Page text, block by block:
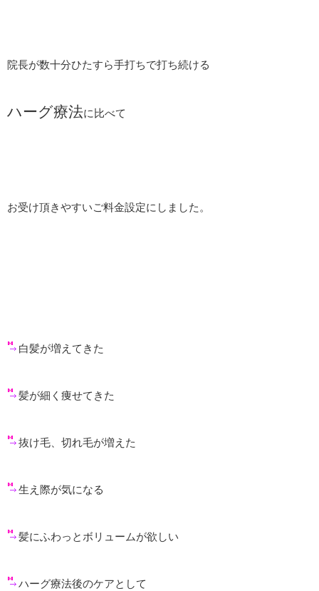
院長が数十分ひたすら手打ちで打ち続ける
ハーグ療法に比べて
お受け頂きやすいご料金設定にしました。
白髪が増えてきた
髪が細く痩せてきた
抜け毛、切れ毛が増えた
生え際が気になる
髪にふわっとボリュームが欲しい
ハーグ療法後のケアとして